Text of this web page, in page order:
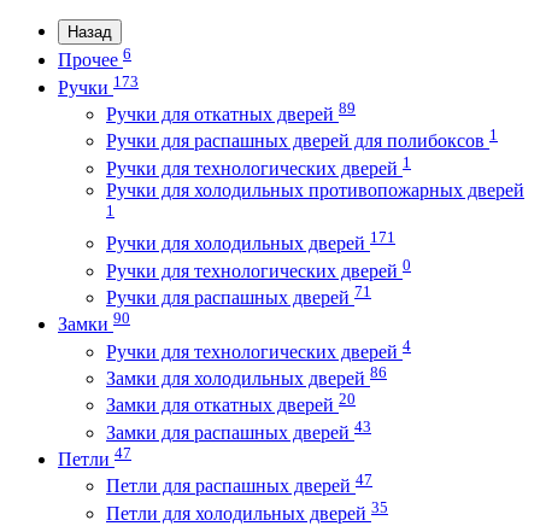
Назад
Прочее 6
Ручки 173
Ручки для откатных дверей 89
Ручки для распашных дверей для полибоксов 1
Ручки для технологических дверей 1
Ручки для холодильных противопожарных дверей
1
Ручки для холодильных дверей 171
Ручки для технологических дверей 0
Ручки для распашных дверей 71
Замки 90
Ручки для технологических дверей 4
Замки для холодильных дверей 86
Замки для откатных дверей 20
Замки для распашных дверей 43
Петли 47
Петли для распашных дверей 47
Петли для холодильных дверей 35